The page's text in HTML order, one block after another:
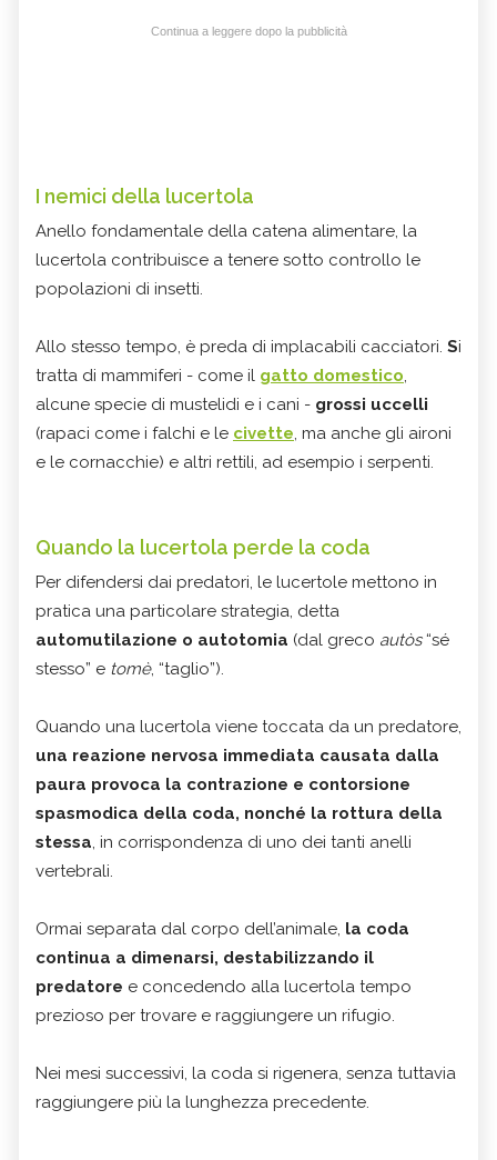
Continua a leggere dopo la pubblicità
I nemici della lucertola
Anello fondamentale della catena alimentare, la
lucertola contribuisce a tenere sotto controllo le
popolazioni di insetti.
Allo stesso tempo, è preda di implacabili cacciatori. Si
tratta di mammiferi - come il gatto domestico,
alcune specie di mustelidi e i cani - grossi uccelli
(rapaci come i falchi e le civette, ma anche gli aironi
e le cornacchie) e altri rettili, ad esempio i serpenti.
Quando la lucertola perde la coda
Per difendersi dai predatori, le lucertole mettono in
pratica una particolare strategia, detta
automutilazione o autotomia (dal greco autòs“sé
stesso” e tomè, “taglio”).
Quando una lucertola viene toccata da un predatore,
una reazione nervosa immediata causata dalla
paura provoca la contrazione e contorsione
spasmodica della coda, nonché la rottura della
stessa, in corrispondenza di uno dei tanti anelli
vertebrali.
Ormai separata dal corpo dell’animale, la coda
continua a dimenarsi, destabilizzando il
predatore e concedendo alla lucertola tempo
prezioso per trovare e raggiungere un rifugio.
Nei mesi successivi, la coda si rigenera, senza tuttavia
raggiungere più la lunghezza precedente.